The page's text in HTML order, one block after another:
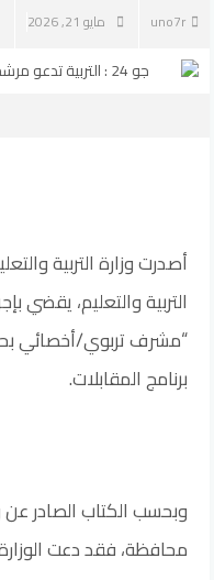
uno7r مايو 21, 2026
أصدرت وزارة التربية
التربية والتعليم، يقضي
“مشرف تربوي/أخصائي
برنامج المقابلات.
وبحسب الكتاب الصادر عن
محافظة، فقد دعت